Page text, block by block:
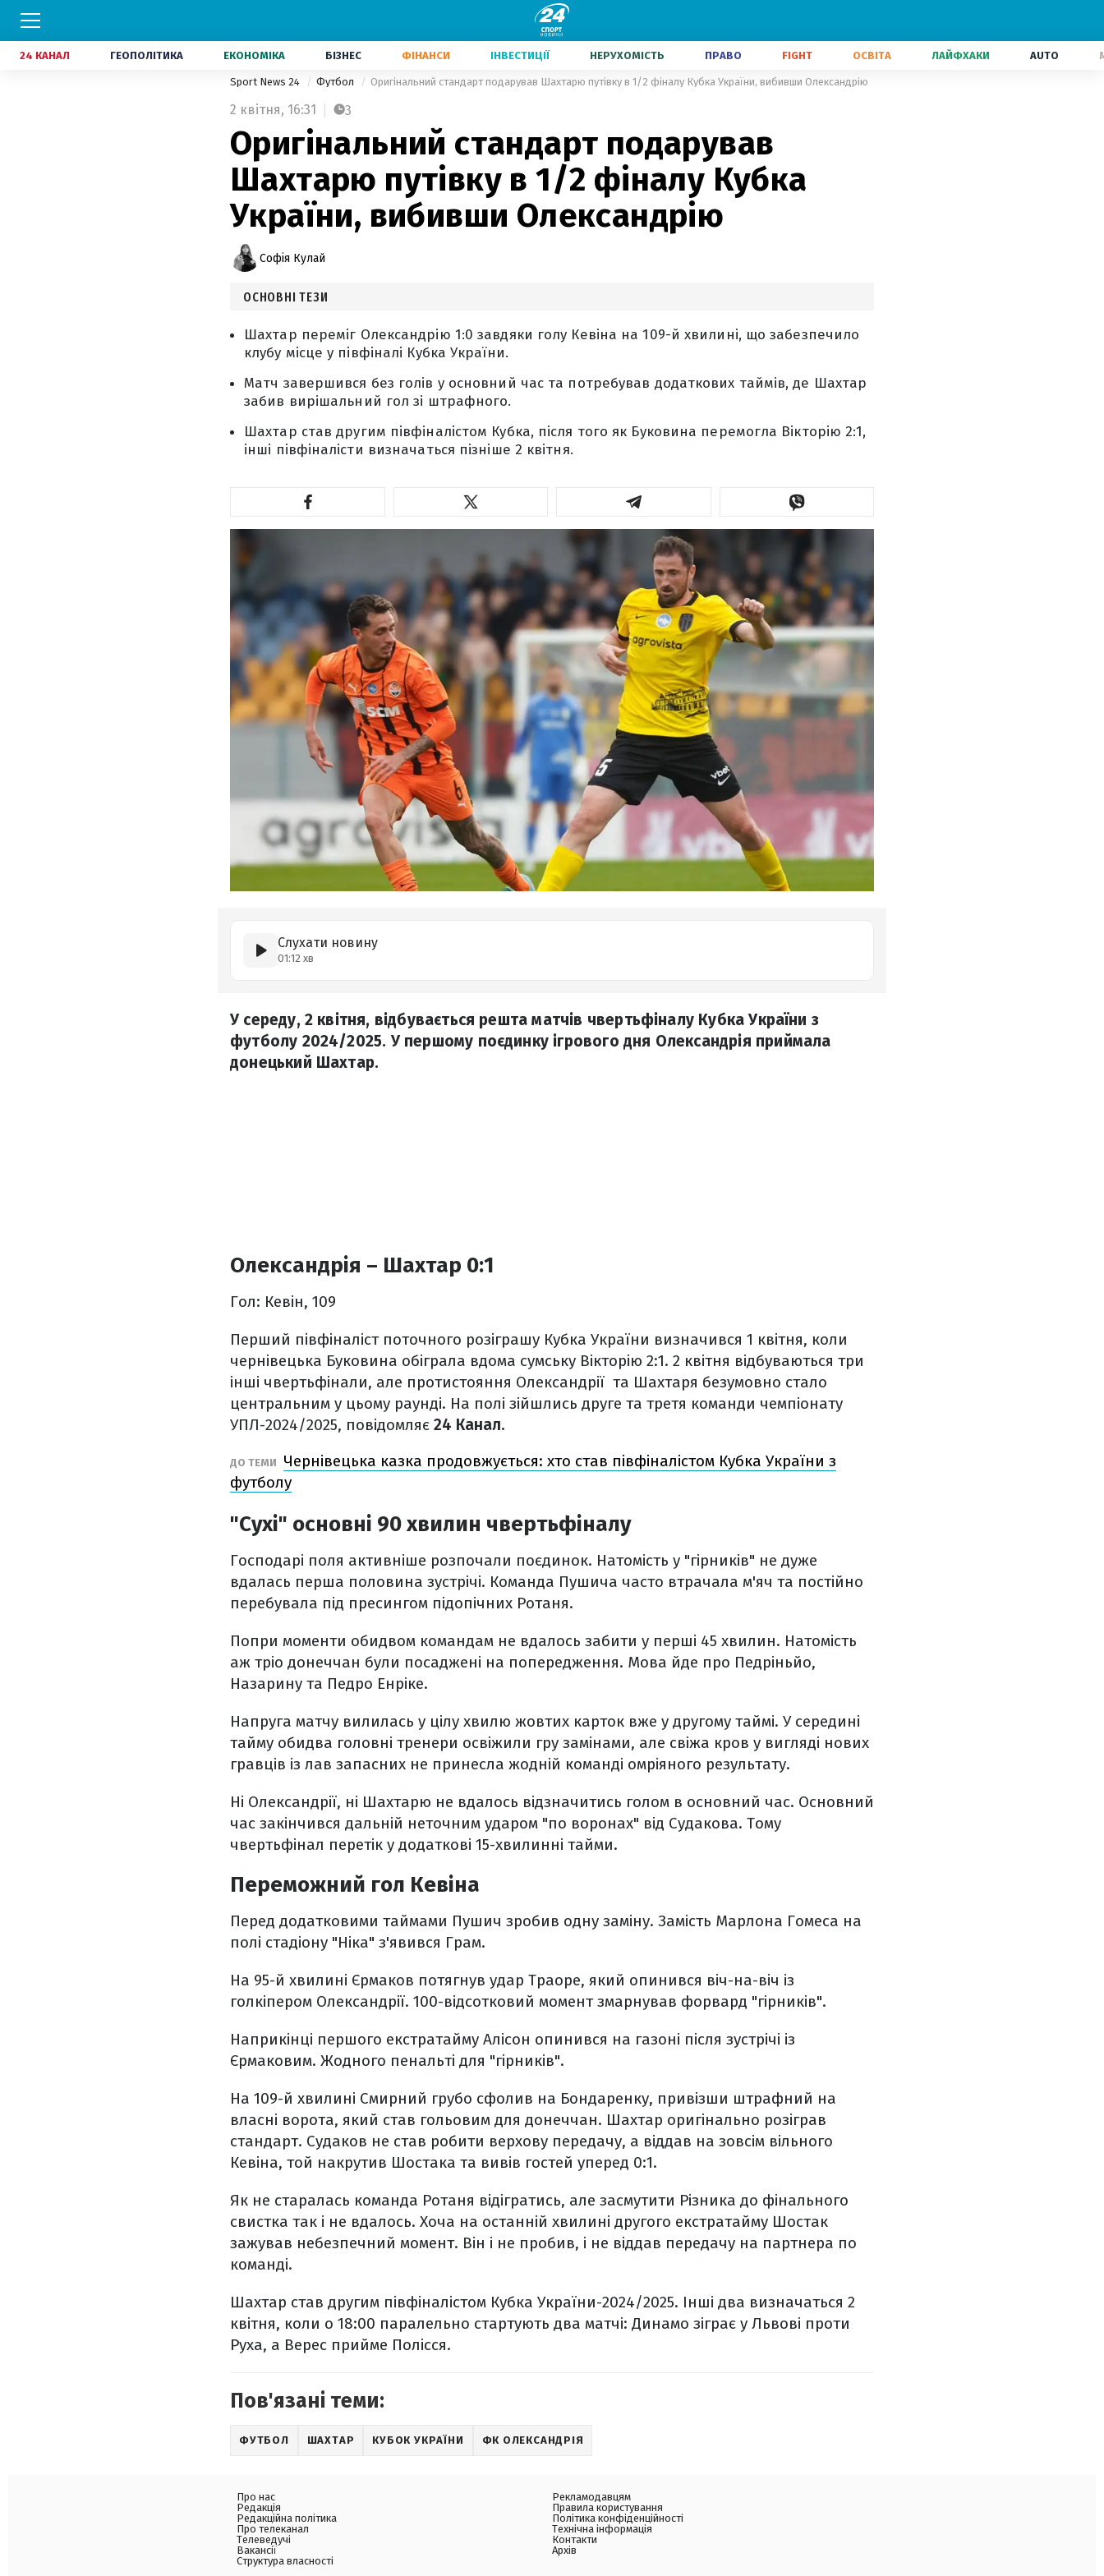
24 КАНАЛ ГЕОПОЛІТИКА ЕКОНОМІКА БІЗНЕС ФІНАНСИ ІНВЕСТИЦІЇ НЕРУХОМІСТЬ ПРАВО FIGHT ОСВІТА ЛАЙФХАКИ AUTO
Sport News 24 Футбол Оригінальний стандарт подарував Шахтарю путівку в 1/2 фіналу Кубка України, вибивши Олександрію
2 квітня, 16:31 3
Оригінальний стандарт подарував
Шахтарю путівку в 1/2 фіналу Кубка
України, вибивши Олександрію
Софія Кулай
ОСНОВНІ ТЕЗИ
Шахтар переміг Олександрію 1:0 завдяки голу Кевіна на 109-й хвилині, що забезпечило
клубу місце у півфіналі Кубка України.
Матч завершився без голів у основний час та потребував додаткових таймів, де Шахтар
забив вирішальний гол зі штрафного.
Шахтар став другим півфіналістом Кубка, після того як Буковина перемогла Вікторію 2:1,
інші півфіналісти визначаться пізніше 2 квітня.
Слухати новину
01:12 хв
У середу, 2 квітня, відбувається решта матчів чвертьфіналу Кубка України з
футболу 2024/2025. У першому поєдинку ігрового дня Олександрія приймала
донецький Шахтар.
Олександрія – Шахтар 0:1
Гол: Кевін, 109
Перший півфіналіст поточного розіграшу Кубка України визначився 1 квітня, коли
чернівецька Буковина обіграла вдома сумську Вікторію 2:1. 2 квітня відбуваються три
інші чвертьфінали, але протистояння Олександрії та Шахтаря безумовно стало
центральним у цьому раунді. На полі зійшлись друге та третя команди чемпіонату
УПЛ-2024/2025, повідомляє 24 Канал.
ДО ТЕМИ
Чернівецька казка продовжується: хто став півфіналістом Кубка України з
футболу
"Сухі" основні 90 хвилин чвертьфіналу
Господарі поля активніше розпочали поєдинок. Натомість у "гірників" не дуже
вдалась перша половина зустрічі. Команда Пушича часто втрачала м'яч та постійно
перебувала під пресингом підопічних Ротаня.
Попри моменти обидвом командам не вдалось забити у перші 45 хвилин. Натомість
аж тріо донеччан були посаджені на попередження. Мова йде про Педріньйо,
Назарину та Педро Енріке.
Напруга матчу вилилась у цілу хвилю жовтих карток вже у другому таймі. У середині
тайму обидва головні тренери освіжили гру замінами, але свіжа кров у вигляді нових
гравців із лав запасних не принесла жодній команді омріяного результату.
Ні Олександрії, ні Шахтарю не вдалось відзначитись голом в основний час. Основний
час закінчився дальній неточним ударом "по воронах" від Судакова. Тому
чвертьфінал перетік у додаткові 15-хвилинні тайми.
Переможний гол Кевіна
Перед додатковими таймами Пушич зробив одну заміну. Замість Марлона Гомеса на
полі стадіону "Ніка" з'явився Грам.
На 95-й хвилині Єрмаков потягнув удар Траоре, який опинився віч-на-віч із
голкіпером Олександрії. 100-відсотковий момент змарнував форвард "гірників".
Наприкінці першого екстратайму Алісон опинився на газоні після зустрічі із
Єрмаковим. Жодного пенальті для "гірників".
На 109-й хвилині Смирний грубо сфолив на Бондаренку, привізши штрафний на
власні ворота, який став гольовим для донеччан. Шахтар оригінально розіграв
стандарт. Судаков не став робити верхову передачу, а віддав на зовсім вільного
Кевіна, той накрутив Шостака та вивів гостей уперед 0:1.
Як не старалась команда Ротаня відігратись, але засмутити Різника до фінального
свистка так і не вдалось. Хоча на останній хвилині другого екстратайму Шостак
зажував небезпечний момент. Він і не пробив, і не віддав передачу на партнера по
команді.
Шахтар став другим півфіналістом Кубка України-2024/2025. Інші два визначаться 2
квітня, коли о 18:00 паралельно стартують два матчі: Динамо зіграє у Львові проти
Руха, а Верес прийме Полісся.
Пов'язані теми:
ФУТБОЛ ШАХТАР КУБОК УКРАЇНИ ФК ОЛЕКСАНДРІЯ
Про нас
Редакція
Редакційна політика
Про телеканал
Телеведучі
Вакансії
Структура власності
Рекламодавцям
Правила користування
Політика конфіденційності
Технічна інформація
Контакти
Архів